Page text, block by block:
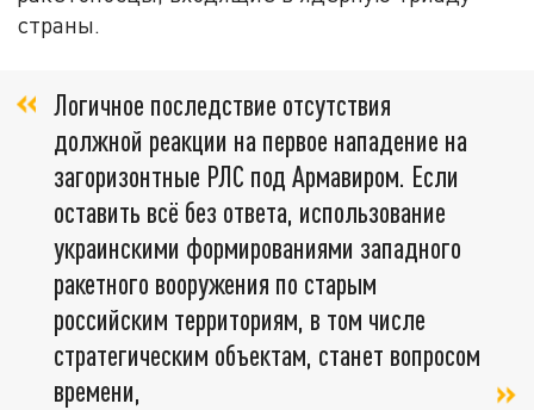
страны.
Логичное последствие отсутствия
должной реакции на первое нападение на
загоризонтные РЛС под Армавиром. Если
оставить всё без ответа, использование
украинскими формированиями западного
ракетного вооружения по старым
российским территориям, в том числе
стратегическим объектам, станет вопросом
времени,